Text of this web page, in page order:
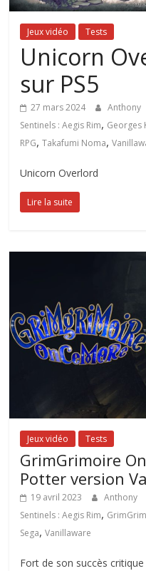
Jeux vidéo Tests
Unicorn
sur PS5
27 mars 2024 Anthony
Sentinels : Aegis Rim, Georges
RPG,Takafumi Noma,
Unicorn Overlord
Lire la suite
Jeux vidéo Tests
GrimGrimoire
Potter version
19 avril 2023 Anthony
Sentinels : Aegis Rim,
Sega,Vanillaware
Fort de son succès